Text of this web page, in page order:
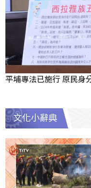
平埔專法已施行 原民身
文化小辭典